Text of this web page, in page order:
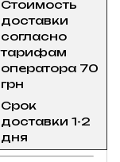
Стоимость
доставки
согласно
тарифам
оператора 70
грн
Срок
доставки 1-2
дня